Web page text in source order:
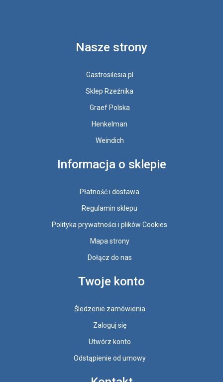
Nasze strony
Gastrosilesia.pl
Sklep Rzeźnika
Graef Polska
Henkelman
Weindich
Informacja o sklepie
Płatność i dostawa
Regulamin sklepu
Polityka prywatności i plików Cookies
Mapa strony
Dołącz do nas
Twoje konto
Śledzenie zamówienia
Zaloguj się
Utwórz konto
Odstąpienie od umowy